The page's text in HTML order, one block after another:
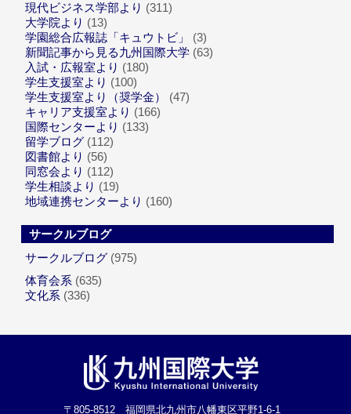
現代ビジネス学部より (311)
大学院より (13)
学園総合広報誌「キュウトビ」
(3)
新聞記事から見る九州国際大学 (63)
入試・広報室より (180)
学生支援室より (100)
学生支援室より（奨学金）
(47)
キャリア支援室より (166)
国際センターより (133)
留学ブログ (112)
図書館より (56)
同窓会より (112)
学生相談より (19)
地域連携センターより (160)
サークルブログ
サークルブログ (975)
体育会系 (635)
文化系 (336)
〒805-8512 福岡県北九州市八幡東区平野1-6-1